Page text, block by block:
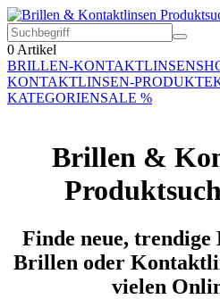
0 Artikel
BRILLEN-KONTAKTLINSEN
KONTAKTLINSEN-PRODUKTE
KATEGORIENSALE %
Brillen &
Finde neue,
Brillen oder
vielen